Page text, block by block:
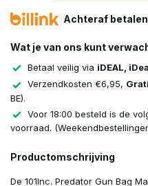
Achteraf betalen
Wat je van ons kunt
Betaal veilig via iDEAL,
Verzendkosten €6,95,
BE).
Voor 18:00 besteld is de
voorraad.
Productomschrijving
De 101Inc. Predator Gun Bag